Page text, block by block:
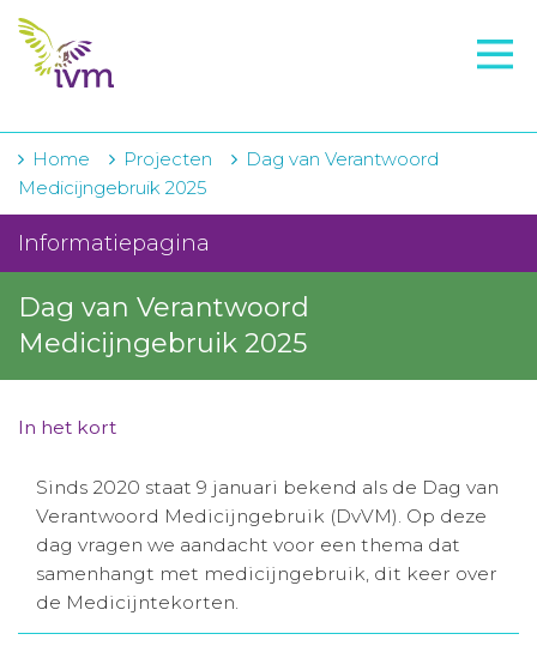
VMI
IVM-academie
Zorginstellingen
Voorschrijfgedrag
Projecten
Over IVM
Winkelwagentje
Aanmelden nieuwsbrief
Home Projecten
Dag van Verantwoord
Medicijngebruik 2025
Informatiepagina
Dag van Verantwoord
Medicijngebruik 2025
In het kort
Sinds 2020 staat 9 januari bekend als de Dag van
Verantwoord Medicijngebruik (DvVM). Op deze
dag vragen we aandacht voor een thema dat
samenhangt met medicijngebruik, dit keer over
de Medicijntekorten.